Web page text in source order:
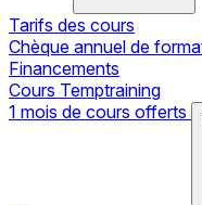
Tarifs des cours
Chèque annuel de
Financements
Cours Temptraining
1 mois de cours offerts